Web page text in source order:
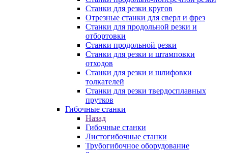
Станки для резки кругов
Отрезные станки для сверл и фрез
Станки для продольной резки и
отбортовки
Станки продольной резки
Станки для резки и штамповки
отходов
Станки для резки и шлифовки
толкателей
Станки для резки твердосплавных
прутков
Гибочные станки
Назад
Гибочные станки
Листогибочные станки
Трубогибочное оборудование